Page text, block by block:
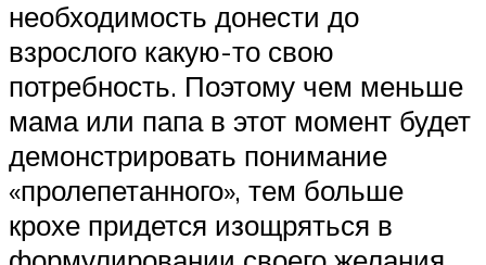
необходимость донести до
взрослого какую-то свою
потребность. Поэтому чем меньше
мама или папа в этот момент будет
демонстрировать понимание
«пролепетанного», тем больше
крохе придется изощряться в